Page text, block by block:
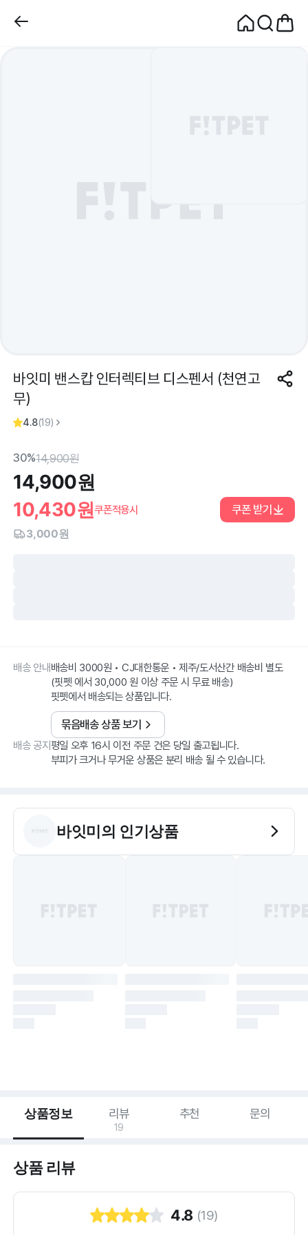
바잇미 밴스캅 인터렉티브 디스펜서 (천연고
무)
4.8(19)
30%14,900원
14,900원
10,430원쿠폰적용시 쿠폰 받기
3,000원
배송 안내배송비 3000원 • CJ대한통운 • 제주/도서산간 배송비 별도
(핏펫 에서 30,000 원 이상 주문 시 무료 배송)
핏펫에서 배송되는 상품입니다.
묶음배송 상품 보기
배송 공지 평일 오후 16시 이전 주문 건은 당일 출고됩니다.
부피가 크거나 무거운 상품은 분리 배송 될 수 있습니다.
바잇미의 인기상품
상품정보 리뷰
19
추천 문의
상품 리뷰
4.8 (19)